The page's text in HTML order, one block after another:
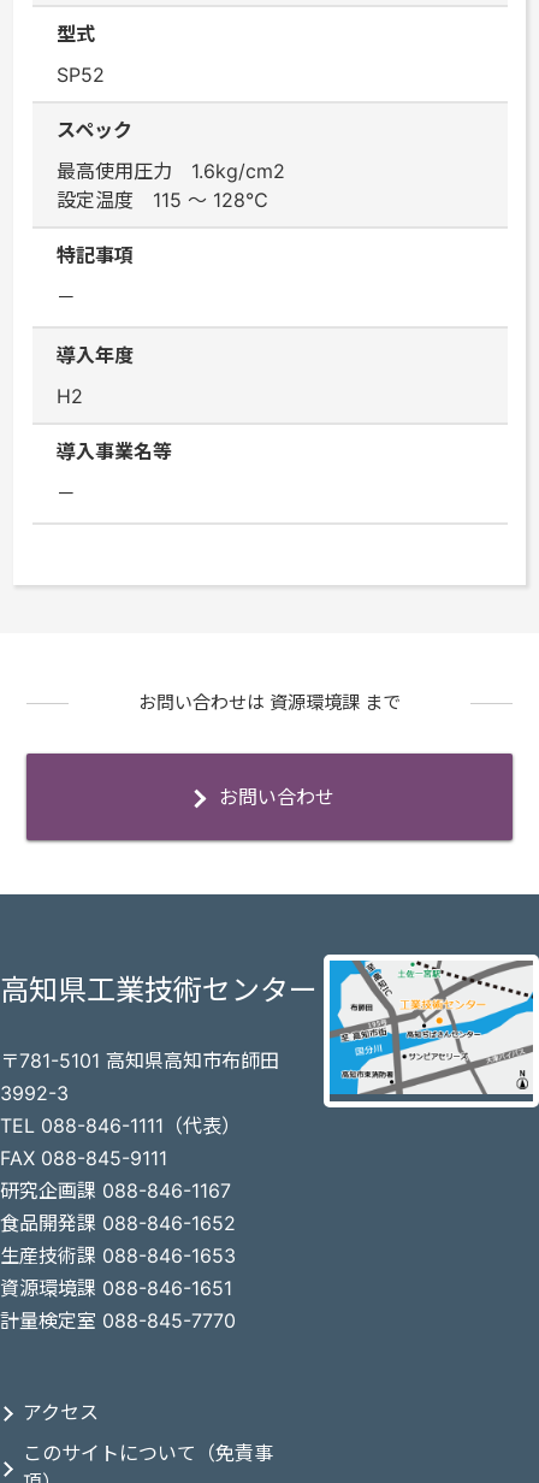
型式
SP52
スペック
最高使用圧力 1.6kg/cm2
設定温度 115 ～ 128℃
特記事項
－
導入年度
H2
導入事業名等
－
お問い合わせは 資源環境課 まで
お問い合わせ
高知県工業技術センター
〒781-5101 高知県高知市布師田
3992-3
TEL 088-846-1111（代表）
FAX 088-845-9111
研究企画課 088-846-1167
食品開発課 088-846-1652
生産技術課 088-846-1653
資源環境課 088-846-1651
計量検定室 088-845-7770
アクセス
このサイトについて（免責事